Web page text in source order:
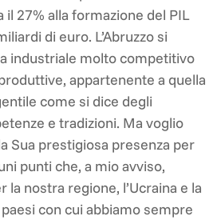
27% alla formazione del PIL
di euro. L’Abruzzo si
industriale molto competitivo
appartenente a quella
come si dice degli
e tradizioni. Ma voglio
Sua prestigiosa presenza per
punti che, a mio avviso,
nostra regione, l’Ucraina e la
con cui abbiamo sempre